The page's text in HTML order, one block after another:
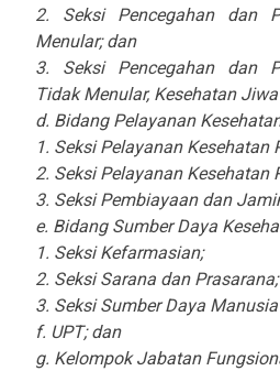
2. Seksi Pencegahan dan
Menular; dan
3. Seksi Pencegahan dan
Tidak Menular, Kesehatan
d. Bidang Pelayanan
1. Seksi Pelayanan Kesehatan
2. Seksi Pelayanan Kesehatan
3. Seksi Pembiayaan dan
e. Bidang Sumber Daya
1. Seksi Kefarmasian;
2. Seksi Sarana dan
3. Seksi Sumber Daya
f. UPT; dan
g. Kelompok Jabatan